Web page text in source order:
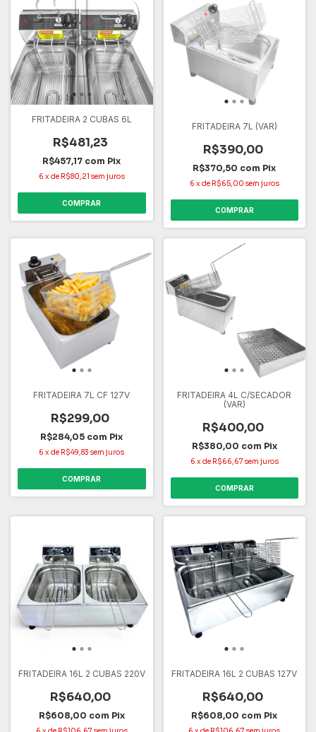
FRITADEIRA 2 CUBAS 6L
R$481,23
R$457,17 com Pix
6 x de R$80,21 sem juros
COMPRAR
FRITADEIRA 7L (VAR)
R$390,00
R$370,50 com Pix
6 xde R$65,00 sem juros
COMPRAR
FRITADEIRA 7L CF 127V
R$299,00
R$284,05 com Pix
6 xde R$49,83 sem juros
COMPRAR
FRITADEIRA 4L C/SECADOR
(VAR)
R$400,00
R$380,00 com Pix
6 xde R$66,67 sem juros
COMPRAR
FRITADEIRA 16L 2 CUBAS 220V
R$640,00
R$608,00 com Pix
FRITADEIRA 16L 2 CUBAS 127V
R$640,00
R$608,00 com Pix